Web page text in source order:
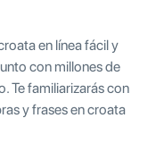
en línea fácil y
con millones de
Te familiarizarás con
y frases en croata